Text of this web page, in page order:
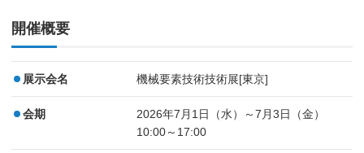
開催概要
展示会名 機械要素技術技術展[東京]
会期
2026年7月1日（水）～7月3日（金）
10:00～17:00